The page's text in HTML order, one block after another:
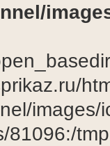
81096:/